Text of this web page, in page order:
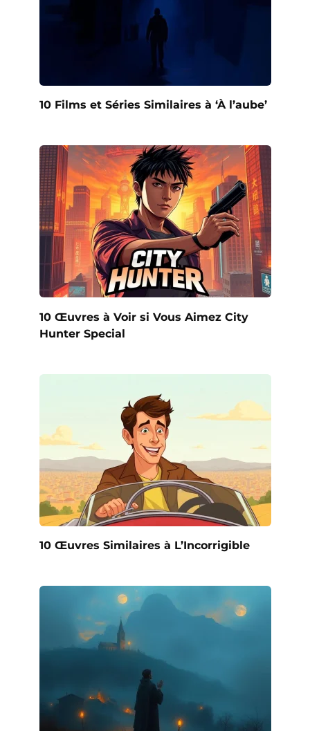
10 Films et Séries Similaires à ‘À l’aube’
10 Œuvres à Voir si Vous Aimez City
Hunter Special
10 Œuvres Similaires à L’Incorrigible